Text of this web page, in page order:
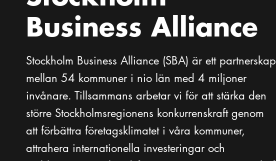
Business Alliance
Stockholm Business Alliance (SBA) är ett partnerskap
mellan 54 kommuner i nio län med 4 miljoner
invånare. Tillsammans arbetar vi för att stärka den
större Stockholmsregionens konkurrenskraft genom
att förbättra företagsklimatet i våra kommuner,
attrahera internationella investeringar och